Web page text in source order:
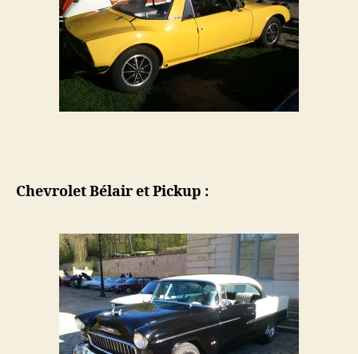
Chevrolet Bélair et Pickup :